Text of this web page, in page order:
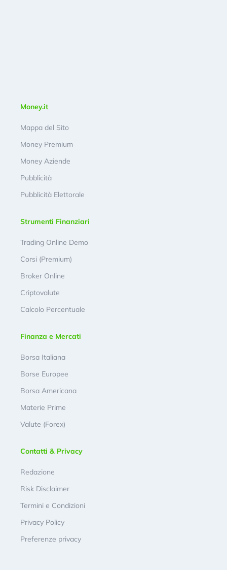
Money.it
Mappa del Sito
Money Premium
Money Aziende
Pubblicità
Pubblicità Elettorale
Strumenti Finanziari
Trading Online Demo
Corsi (Premium)
Broker Online
Criptovalute
Calcolo Percentuale
Finanza e Mercati
Borsa Italiana
Borse Europee
Borsa Americana
Materie Prime
Valute (Forex)
Contatti & Privacy
Redazione
Risk Disclaimer
Termini e Condizioni
Privacy Policy
Preferenze privacy